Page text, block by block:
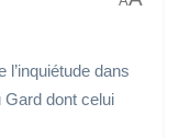
dans
Gard dont celui